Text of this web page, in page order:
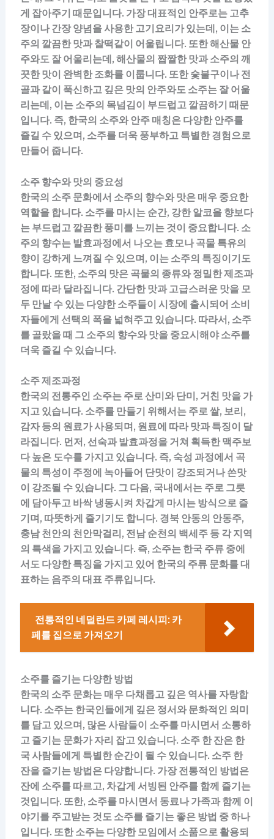
게 잡아주기 때문입니다. 가장 대표적인 안주로는 고추
장이나 간장 양념을 사용한 고기요리가 있는데, 이는 소
주의 깔끔한 맛과 찰떡같이 어울립니다. 또한 해산물 안
주와도 잘 어울리는데, 해산물의 짭짤한 맛과 소주의 깨
끗한 맛이 완벽한 조화를 이룹니다. 또한 숯불구이나 전
골과 같이 푹신하고 깊은 맛의 안주와도 소주는 잘 어울
리는데, 이는 소주의 목넘김이 부드럽고 깔끔하기 때문
입니다. 즉, 한국의 소주와 안주 매칭은 다양한 안주를
즐길 수 있으며, 소주를 더욱 풍부하고 특별한 경험으로
만들어 줍니다.
소주 향수와 맛의 중요성
한국의 소주 문화에서 소주의 향수와 맛은 매우 중요한
역할을 합니다. 소주를 마시는 순간, 강한 알코올 향보다
는 부드럽고 깔끔한 풍미를 느끼는 것이 중요합니다. 소
주의 향수는 발효과정에서 나오는 효모나 곡물 특유의
향이 강하게 느껴질 수 있으며, 이는 소주의 특징이기도
합니다. 또한, 소주의 맛은 곡물의 종류와 정밀한 제조과
정에 따라 달라집니다. 간단한 맛과 고급스러운 맛을 모
두 만날 수 있는 다양한 소주들이 시장에 출시되어 소비
자들에게 선택의 폭을 넓혀주고 있습니다. 따라서, 소주
를 골랐을 때 그 소주의 향수와 맛을 중요시해야 소주를
더욱 즐길 수 있습니다.
소주 제조과정
한국의 전통주인 소주는 주로 산미와 단미, 거친 맛을 가
지고 있습니다. 소주를 만들기 위해서는 주로 쌀, 보리,
감자 등의 원료가 사용되며, 원료에 따라 맛과 특징이 달
라집니다. 먼저, 선숙과 발효과정을 거쳐 획득한 맥주보
다 높은 도수를 가지고 있습니다. 즉, 숙성 과정에서 곡
물의 특성이 주정에 녹아들어 단맛이 강조되거나 쓴맛
이 강조될 수 있습니다. 그 다음, 국내에서는 주로 그릇
에 담아두고 바싹 냉동시켜 차갑게 마시는 방식으로 즐
기며, 따뜻하게 즐기기도 합니다. 경북 안동의 안동주,
충남 천안의 천안막걸리, 전남 순천의 백세주 등 각 지역
의 특색을 가지고 있습니다. 즉, 소주는 한국 주류 중에
서도 다양한 특징을 가지고 있어 한국의 주류 문화를 대
표하는 음주의 대표 주류입니다.
전통적인 네덜란드 카페 레시피: 카
페를 집으로 가져오기
소주를 즐기는 다양한 방법
한국의 소주 문화는 매우 다채롭고 깊은 역사를 자랑합
니다. 소주는 한국인들에게 깊은 정서와 문화적인 의미
를 담고 있으며, 많은 사람들이 소주를 마시면서 소통하
고 즐기는 문화가 자리 잡고 있습니다. 소주 한 잔은 한
국 사람들에게 특별한 순간이 될 수 있습니다. 소주 한
잔을 즐기는 방법은 다양합니다. 가장 전통적인 방법은
잔에 소주를 따르고, 차갑게 서빙된 안주를 함께 즐기는
것입니다. 또한, 소주를 마시면서 동료나 가족과 함께 이
야기를 주고받는 것도 소주를 즐기는 좋은 방법 중 하나
입니다. 또한 소주는 다양한 모임에서 소품으로 활용되